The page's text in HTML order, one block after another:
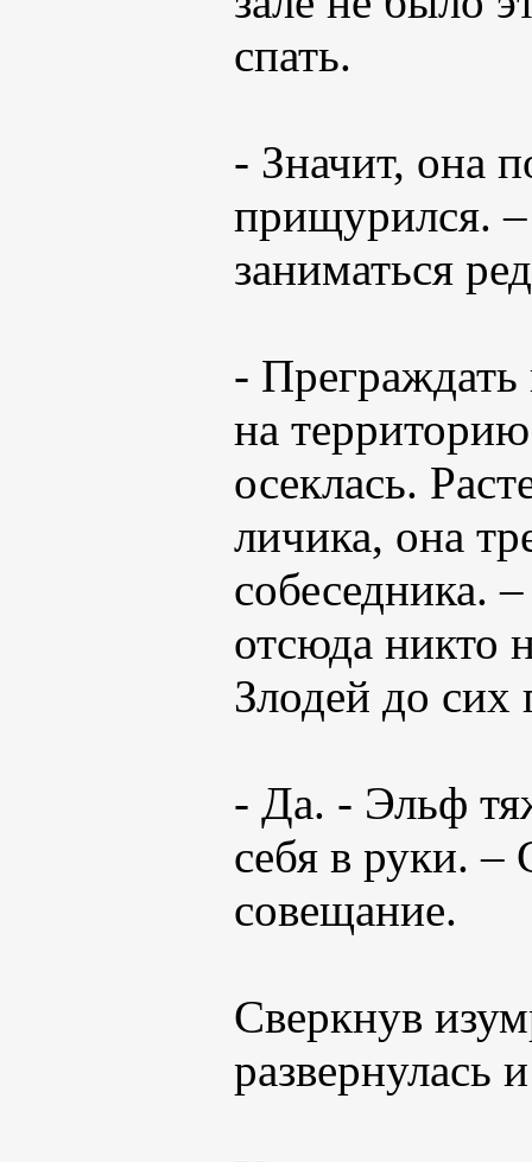
спать.
- Значит, она
прищурился.
заниматься
-
на
осеклась.
личика, она
собеседника.
отсюда никто
Злодей до сих
- Да. - Эльф
себя в руки. –
совещание.
Сверкнув
развернулась